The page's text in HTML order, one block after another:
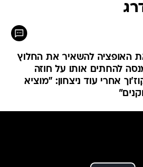
האופציה להשאיר את החלוץ
להחתים אותו על חוזה
אחרי עוד ניצחון: "מוציא